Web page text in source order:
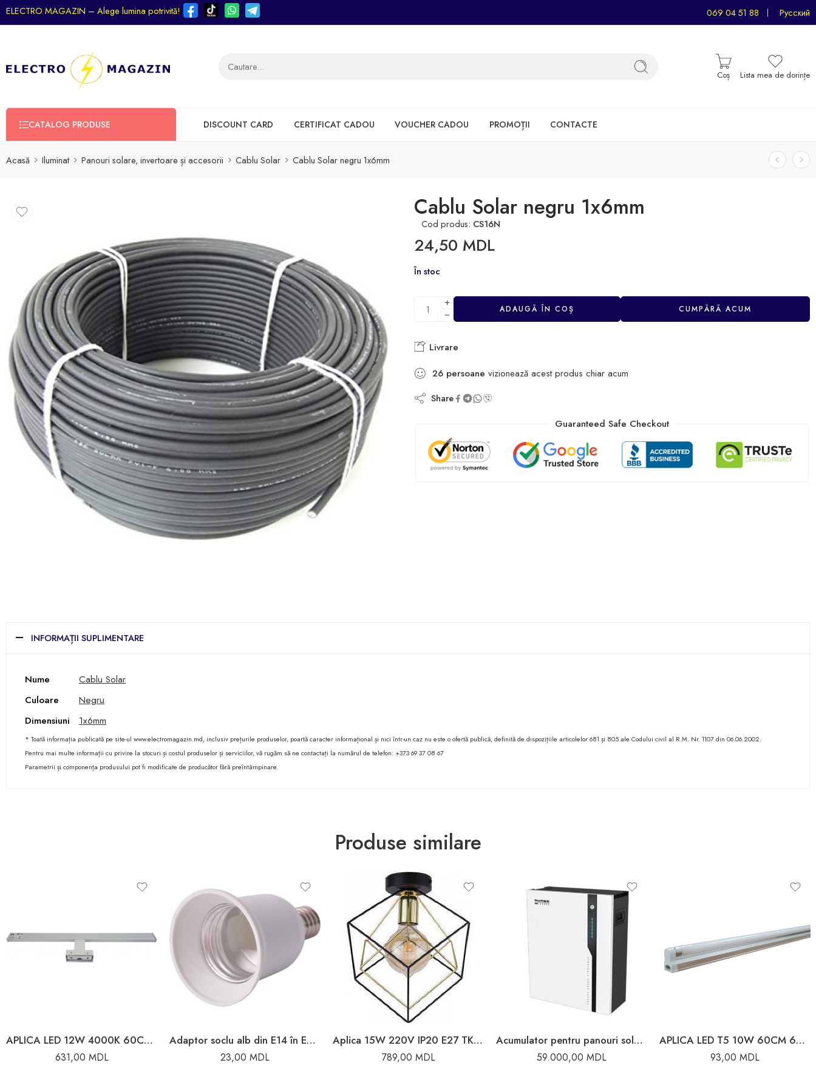
ELECTRO MAGAZIN – Alege lumina potrivită! 069 04 51 88 Русский
Coș Lista mea de dorințe
CATALOG PRODUSE DISCOUNT CARD CERTIFICAT CADOU VOUCHER CADOU PROMOȚII CONTACTE
Acasă Iluminat Panouri solare, invertoare și accesorii Cablu Solar Cablu Solar negru 1x6mm
Cablu Solar negru 1x6mm
Cod produs: CS16N
24,50 MDL
În stoc
ADAUGĂ ÎN COȘ CUMPĂRĂ ACUM
Livrare
26 persoane vizionează acest produs chiar acum
Share
Guaranteed Safe Checkout
INFORMAȚII SUPLIMENTARE
Nume
Cablu Solar
Culoare
Negru
Dimensiuni
1x6mm
* Toată informația publicată pe site-ul www.electromagazin.md, inclusiv prețurile produselor, poartă caracter informațional și nici într-un caz nu este o ofertă publică, definită de dispozițiile articolelor 681 și 805 ale Codului civil al R.M. Nr. 1107 din 06.06.2002.
Pentru mai multe informații cu privire la stocuri și costul produselor și serviciilor, vă rugăm să ne contactați la numărul de telefon: +373 69 37 08 67
Parametrii și componența produsului pot fi modificate de producător fără preîntâmpinare.
Produse similare
APLICA LED 12W 4000K 60CM IP44 ALBA KEIRA
631,00 MDL
Adaptor soclu alb din E14 în E27 Enext
23,00 MDL
Aplica 15W 220V IP20 E27 TK Lighting
789,00 MDL
Acumulator pentru panouri solare 5kW GTX5000-PRO 5 Sofar
59.000,00 MDL
APLICA LED T5 10W 60CM 6500K CU INTR.
93,00 MDL